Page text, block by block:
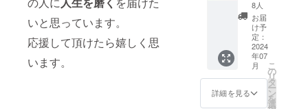
いと思っています。
応援して頂けたら嬉しく思
います。
＋お礼
状 ※お
食事と
ドリン
クから
お選び
いただ
けま
す。
※ableiz
8人
お届
け予
定：
2024
年07
月
詳細を見る
こ
の
リ
タ
ー
ン
を
選